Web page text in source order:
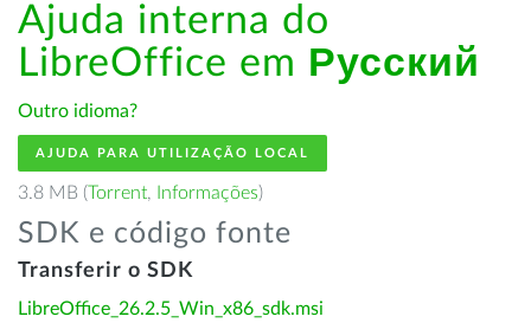
Ajuda interna do
LibreOffice em Русский
Outro idioma?
AJUDA PARA UTILIZAÇÃO LOCAL
3.8 MB (Torrent, Informações)
SDK e código fonte
Transferir o SDK
LibreOffice_26.2.5_Win_x86_sdk.msi